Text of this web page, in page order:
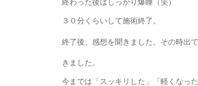
終わった後はしっかり爆睡（笑）
３０分くらいして施術終了。
終了後、感想を聞きました。その時出
きました。
今までは「スッキリした」「軽くなっ